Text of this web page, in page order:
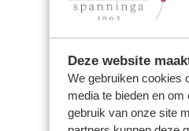
Deze website
We gebruiken cookies
media te bieden en
gebruik van onze site